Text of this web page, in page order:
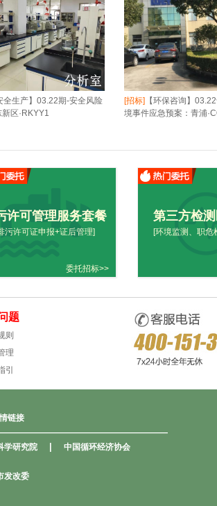
全生产】03.22期-安全风险
区·RKYY1
[招标] 【环保咨询】
境事件应急预案：青浦
许可管理服务套餐
污许可证申报+证后管理]
委托招标>>
第三方检
[环境监测、职
题
则
理
引
链接
学研究院 中国循环经济协会
发改委